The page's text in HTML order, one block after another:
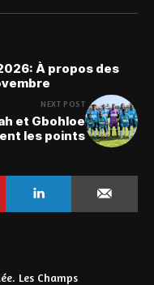
À propos des
NEXT POST
et Gbohloe
les points
Les Champs